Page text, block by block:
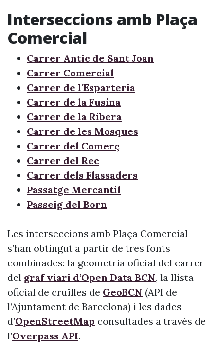
Interseccions amb Plaça
Comercial
Carrer Antic de Sant Joan
Carrer Comercial
Carrer de l'Esparteria
Carrer de la Fusina
Carrer de la Ribera
Carrer de les Mosques
Carrer del Comerç
Carrer del Rec
Carrer dels Flassaders
Passatge Mercantil
Passeig del Born
Les interseccions amb Plaça Comercial
s’han obtingut a partir de tres fonts
combinades: la geometria oficial del carrer
del graf viari d’Open Data BCN, la llista
oficial de cruïlles de GeoBCN (API de
l’Ajuntament de Barcelona) i les dades
d’OpenStreetMap consultades a través de
l’Overpass API.